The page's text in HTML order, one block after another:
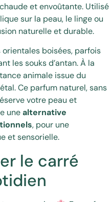
et envoûtante. Utilisé
sur la peau, le linge ou
naturelle et durable.
boisées, parfois
les souks d’antan. À la
animale issue du
Ce parfum naturel, sans
votre peau et
unealternative
, pour une
et sensorielle.
le carré